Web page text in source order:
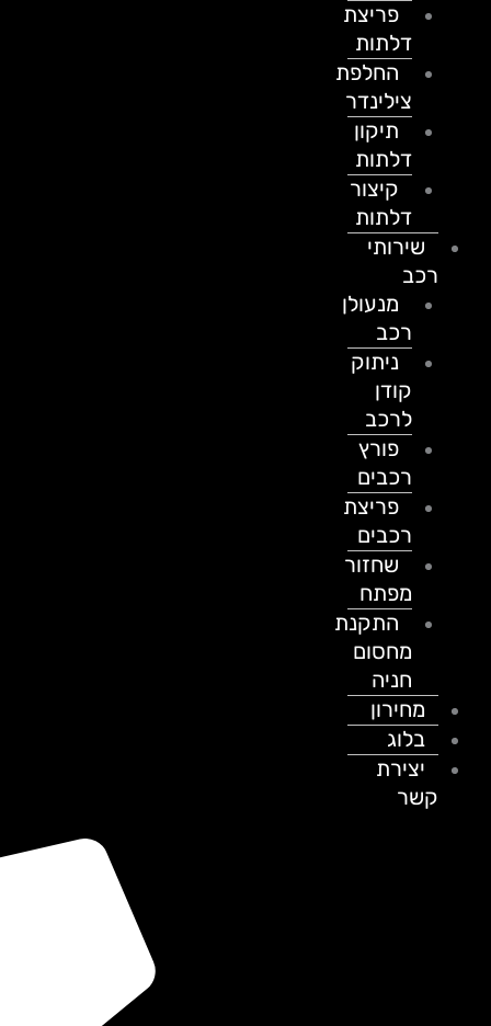
פריצת
דלתות
החלפת
צילינדר
תיקון
דלתות
קיצור
דלתות
שירותי
מנעולן
ניתוק
לרכב
פורץ
רכבים
פריצת
רכבים
שחזור
מפתח
התקנת
מחסום
חניה
מחירון
בלוג
יצירת
קשר